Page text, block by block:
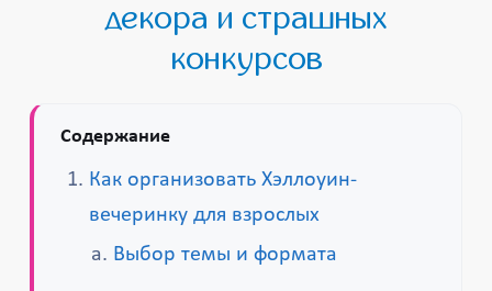
декора и страшных
конкурсов
Содержание
Как организовать Хэллоуин-
вечеринку для взрослых
Выбор темы и формата